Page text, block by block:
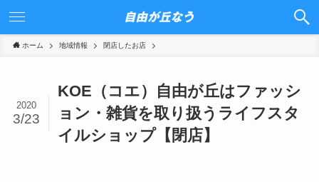
ホーム 地域情報 閉店したお店
KOE（コエ）自由が丘はファッシ
ョン・雑貨を取り扱うライフスタ
イルショップ【閉店】
2020
3/23